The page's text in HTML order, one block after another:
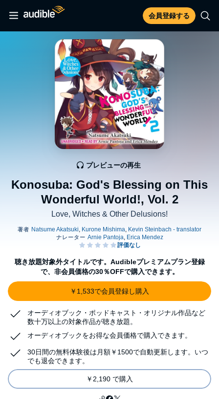
会員登録する
Konosuba: God's Blessing on This
Wonderful World!, Vol. 2
Love, Witches & Other Delusions!
プレビューの再生
聴き放題対象外タイトルです。Audibleプレミアムプラン登録
で、非会員価格の30％OFFで購入できます。
￥1,533で会員登録し購入
オーディオブック・ポッドキャスト・オリジナル作品など
数十万以上の対象作品が聴き放題。
オーディオブックをお得な会員価格で購入できます。
30日間の無料体験後は月額￥1500で自動更新します。いつ
でも退会できます。
￥2,190 で購入